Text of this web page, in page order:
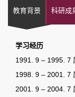
教育背景 科研成
学习经历
1991. 9 – 1995. 7
1998. 9 – 2001. 7
2001. 9 – 2004. 7